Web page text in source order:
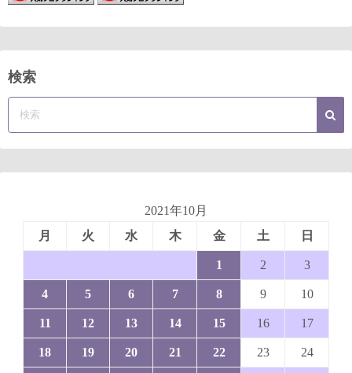
検索
2021年10月
月
火 水 木 金 土 日
1 2 3
4 5 6 7 8 9 10
11 12 13 14 15 16 17
18 19 20 21 22 23 24